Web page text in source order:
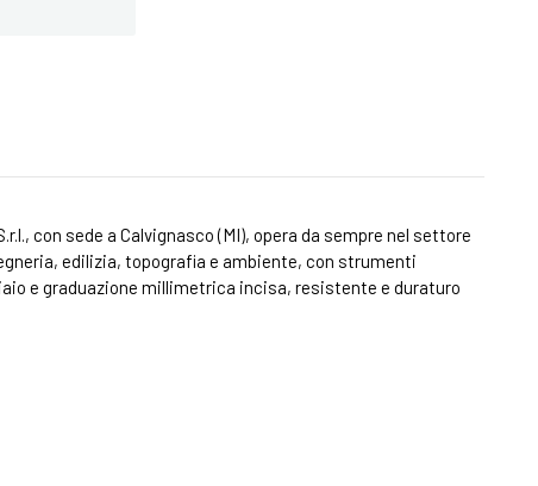
con sede a Calvignasco (MI), opera da sempre nel settore
edilizia, topografia e ambiente, con strumenti
e graduazione millimetrica incisa, resistente e duraturo